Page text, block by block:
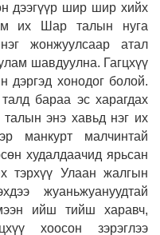
дээгүүр шир шир хийх
их Шар талын нуга
жонжуулсаар атал
шавдуулна. Гагцхүү
дэргэд хонодог болой.
бараа эс харагдах
энэ хавьд нэг их
манкурт малчинтай
худалдаачид ярьсан
Улаан жалгын
жуаньжуануудтай
ийш тийш харавч,
хоосон зэрэглээ